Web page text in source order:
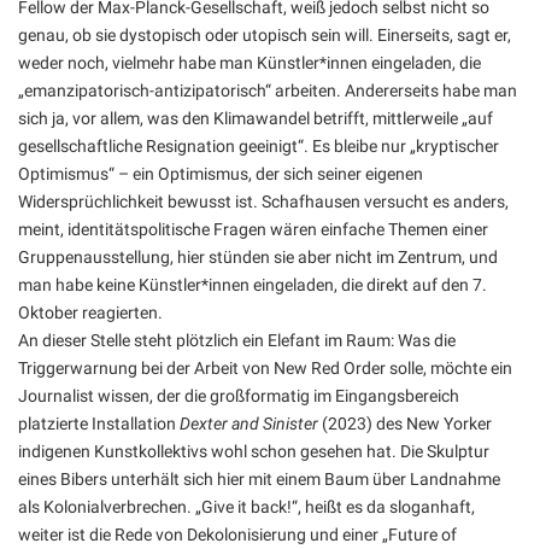
Fellow der Max-Planck-Gesellschaft, weiß jedoch selbst nicht so
genau, ob sie dystopisch oder utopisch sein will. Einerseits, sagt er,
weder noch, vielmehr habe man Künstler*innen eingeladen, die
„emanzipatorisch-antizipatorisch“ arbeiten. Andererseits habe man
sich ja, vor allem, was den Klimawandel betrifft, mittlerweile „auf
gesellschaftliche Resignation geeinigt“. Es bleibe nur „kryptischer
Optimismus“ – ein Optimismus, der sich seiner eigenen
Widersprüchlichkeit bewusst ist. Schafhausen versucht es anders,
meint, identitätspolitische Fragen wären einfache Themen einer
Gruppenausstellung, hier stünden sie aber nicht im Zentrum, und
man habe keine Künstler*innen eingeladen, die direkt auf den 7.
Oktober reagierten.
An dieser Stelle steht plötzlich ein Elefant im Raum: Was die
Triggerwarnung bei der Arbeit von New Red Order solle, möchte ein
Journalist wissen, der die großformatig im Eingangsbereich
platzierte Installation Dexter and Sinister (2023) des New Yorker
indigenen Kunstkollektivs wohl schon gesehen hat. Die Skulptur
eines Bibers unterhält sich hier mit einem Baum über Landnahme
als Kolonialverbrechen. „Give it back!“, heißt es da sloganhaft,
weiter ist die Rede von Dekolonisierung und einer „Future of